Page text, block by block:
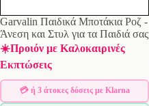
Garvalin Παιδικά Μποτάκια Ροζ -
Άνεση και Στυλ για τα Παιδιά σας
☀️Προιόν με Καλοκαιρινές
Εκπτώσεις
💳 ή 3 άτοκες δόσεις με Klarna